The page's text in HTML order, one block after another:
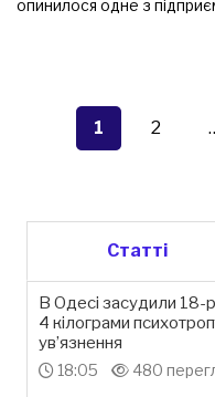
опинилося одне з
записів
1 2
Статті
В Одесі засудили 18-
4 кілограми
ув’язнення
18:05 480